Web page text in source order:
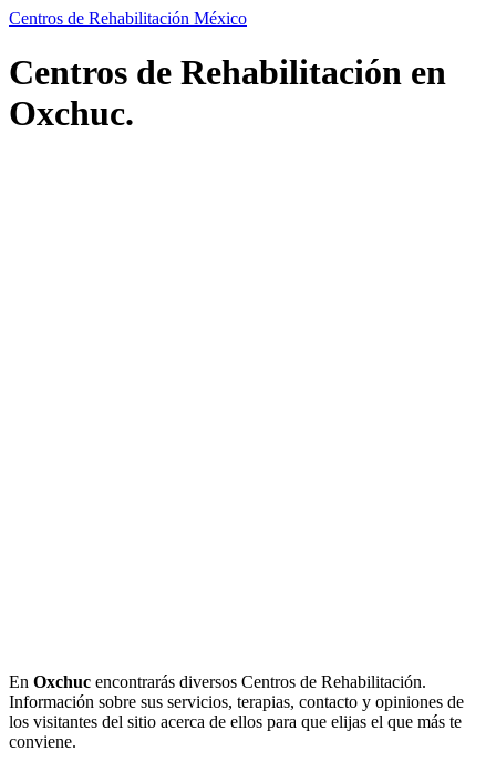
Centros de Rehabilitación México
Centros de Rehabilitación en
Oxchuc.
En Oxchuc encontrarás diversos Centros de Rehabilitación.
Información sobre sus servicios, terapias, contacto y opiniones de
los visitantes del sitio acerca de ellos para que elijas el que más te
conviene.